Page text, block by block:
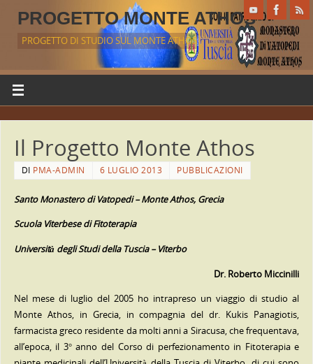
PROGETTO MONTE ATHOS
PROGETTO DI STUDIO SUL MONTE ATHOS
Il Progetto Monte Athos
DI PMA-ADMIN 6 LUGLIO 2013 PUBBLICAZIONI
Santo Monastero di Vatopedi – Monte Athos, Grecia
Scuola Viterbese di Fitoterapia
Università degli Studi della Tuscia – Viterbo
Dr. Roberto Miccinilli
Nel mese di luglio del 2005 ho intrapreso un viaggio di studio al
Monte Athos, in Grecia, in compagnia del dr. Kukis Panagiotis,
farmacista greco residente da molti anni a Siracusa, che frequentava,
all’epoca, il 3° anno del Corso di perfezionamento in Fitoterapia e